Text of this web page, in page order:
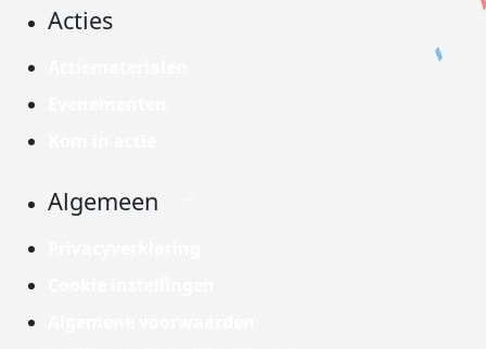
Acties
Algemeen